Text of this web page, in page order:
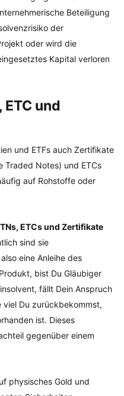
Beteiligung
der
oder wird die
Kapital verloren
und
und ETFs auch Zertifikate
Traded Notes) und ETCs
auf Rohstoffe oder
ETCs und Zertifikate
sind sie
also eine Anleihe des
bist Du Gläubiger
fällt Dein Anspruch
viel Du zurückbekommst,
ist. Dieses
gegenüber einem
physisches Gold und